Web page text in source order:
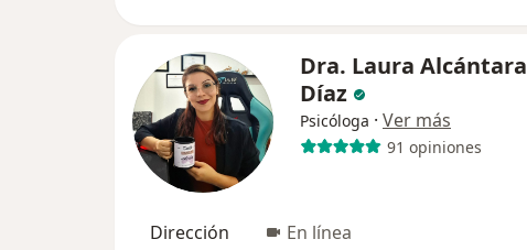
Dra. Laura Alcántara
Díaz
Psicóloga · Ver más
91 opiniones
Dirección En línea